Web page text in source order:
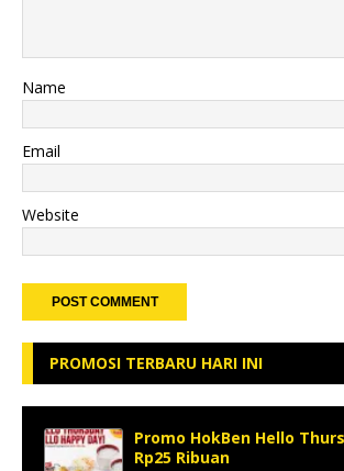
Name
Email
Website
PROMOSI TERBARU HARI INI
Promo HokBen Hello
Rp25 Ribuan